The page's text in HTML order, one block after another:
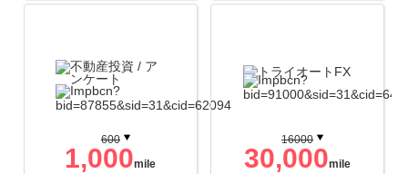
600
1,000mile
16000
30,000mile